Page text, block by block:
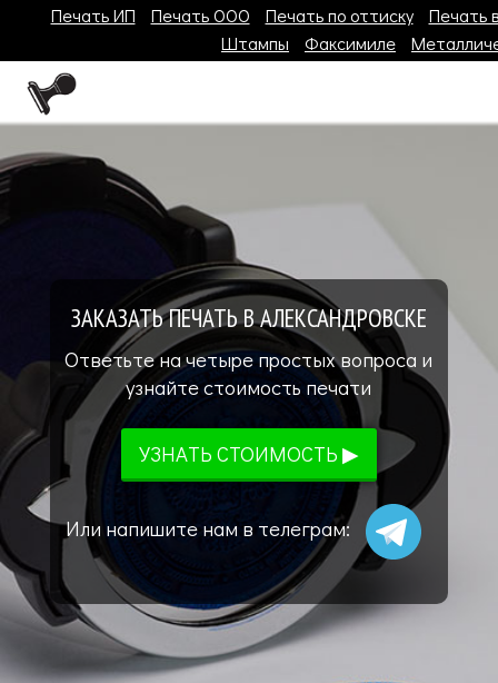
Печать ИП Печать ООО Печать по оттиску
Печать
Штампы
Факсимиле
ЗАКАЗАТЬ ПЕЧАТЬ В АЛЕКСАНДРОВСКЕ
Ответьте на четыре простых вопроса и
узнайте стоимость печати
Или напишите нам в телеграм: